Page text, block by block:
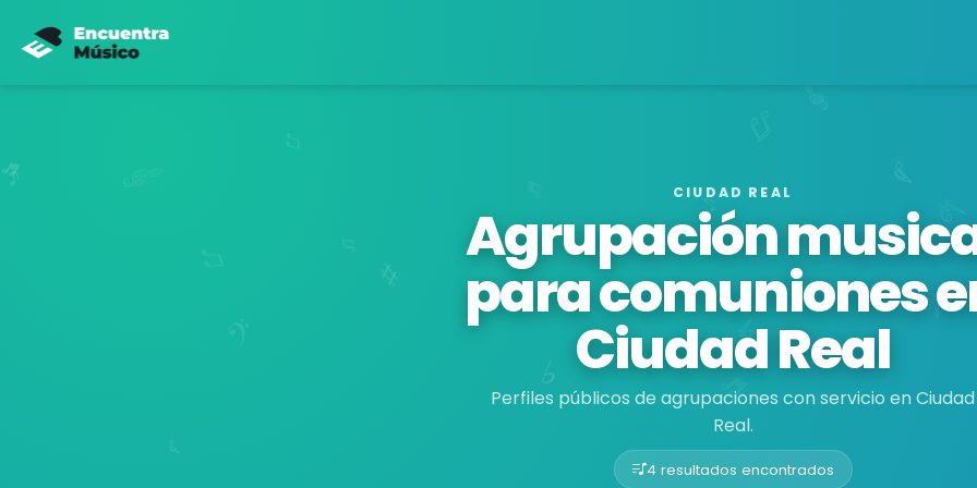
CIUDAD REAL
Agrupación
para comuniones
Ciudad Real
Perfiles públicos de agrupaciones con servicio en Ciudad
Real.
4 resultados encontrados